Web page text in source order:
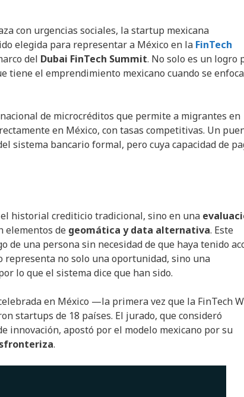
con urgencias sociales, la startup mexicana
elegida para representar a México en la FinTech
del Dubai FinTech Summit. No solo es un logro
tiene el emprendimiento mexicano cuando se
de microcréditos que permite a migrantes en
en México, con tasas competitivas. Un
sistema bancario formal, pero cuya capacidad de
historial crediticio tradicional, sino en una
elementos de geomática y data alternativa. Este
una persona sin necesidad de que haya tenido
representa no solo una oportunidad, sino una
lo que el sistema dice que han sido.
en México —la primera vez que la FinTech
startups de 18 países. El jurado, que consideró
innovación, apostó por el modelo mexicano por su
.